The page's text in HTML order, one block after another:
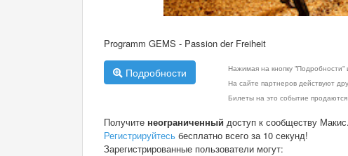
Programm GEMS - Passion der Freiheit
Подробности
Нажимая на кнопку "Подробности"
На сайте партнеров действуют
Билеты на это событие продаются
Получите неограниченный доступ к сообществу Макис.
Регистрируйтесь бесплатно всего за 10 секунд!
Зарегистрированные пользователи могут: